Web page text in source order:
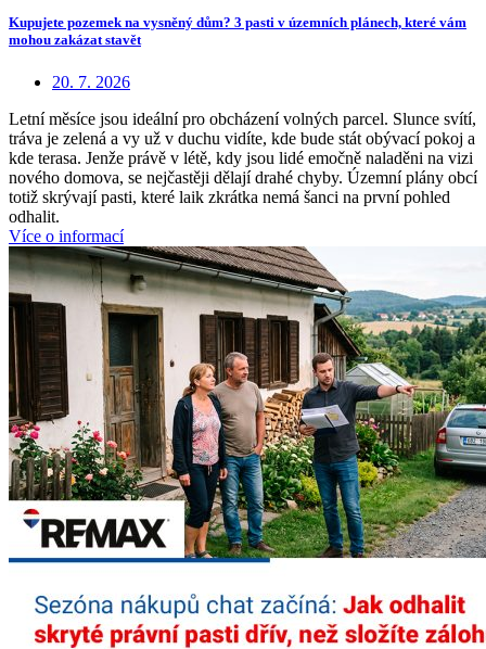
Kupujete pozemek na vysněný dům? 3 pasti v územních plánech, které vám
mohou zakázat stavět
20. 7. 2026
Letní měsíce jsou ideální pro obcházení volných parcel. Slunce svítí,
tráva je zelená a vy už v duchu vidíte, kde bude stát obývací pokoj a
kde terasa. Jenže právě v létě, kdy jsou lidé emočně naladěni na vizi
nového domova, se nejčastěji dělají drahé chyby. Územní plány obcí
totiž skrývají pasti, které laik zkrátka nemá šanci na první pohled
odhalit.
Více o informací